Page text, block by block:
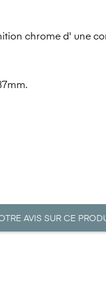
chrome d' une
AVIS SUR CE